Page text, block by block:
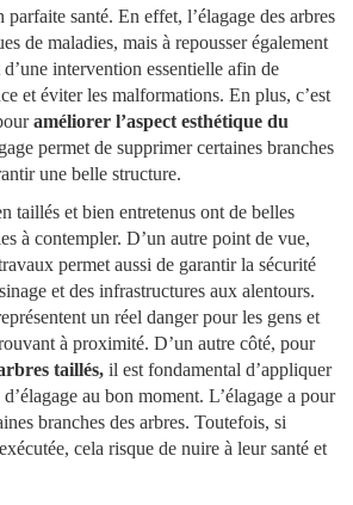
parfaite santé. En effet, l’élagage des arbres
de maladies, mais à repousser également
intervention essentielle afin de
et éviter les malformations. En plus, c’est
améliorer l’aspect esthétique du
permet de supprimer certaines branches
une belle structure.
taillés et bien entretenus ont de belles
à contempler. D’un autre point de vue,
permet aussi de garantir la sécurité
et des infrastructures aux alentours.
un réel danger pour les gens et
à proximité. D’un autre côté, pour
taillés, il est fondamental d’appliquer
au bon moment. L’élagage a pour
branches des arbres. Toutefois, si
cela risque de nuire à leur santé et